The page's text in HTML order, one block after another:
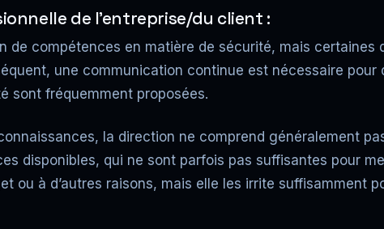
de l’entreprise/du client :
de compétences en matière de sécurité, mais
une communication continue est nécessaire
sont fréquemment proposées.
la direction ne comprend généralement
disponibles, qui ne sont parfois pas suffisantes pour
ou à d’autres raisons, mais elle les irrite suffisamment